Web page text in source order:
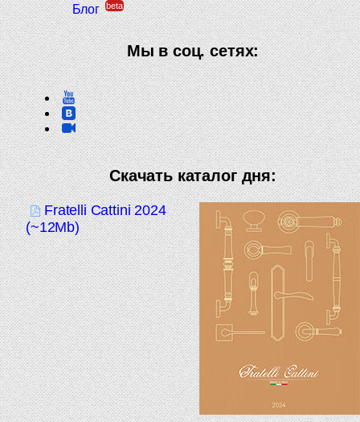
Блог beta
Мы в соц. сетях:
Скачать каталог дня:
Fratelli Cattini 2024
(~12Mb)